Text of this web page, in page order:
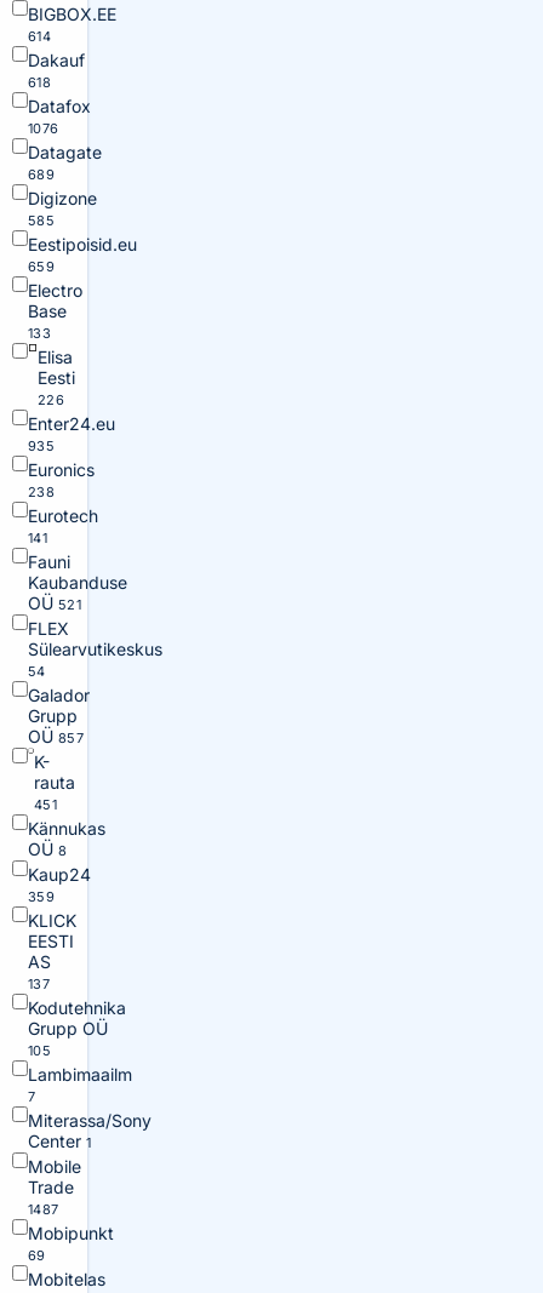
BIGBOX.EE
614
Dakauf
618
Datafox
1076
Datagate
689
Digizone
585
Eestipoisid.eu
659
Electro
Base
133
Elisa
Eesti
226
Enter24.eu
935
Euronics
238
Eurotech
141
Fauni
Kaubanduse
OÜ 521
FLEX
Sülearvutikeskus
54
Galador
Grupp
OÜ 857
K-
rauta
451
Kännukas
OÜ 8
Kaup24
359
KLICK
EESTI
AS
137
Kodutehnika
Grupp OÜ
105
Lambimaailm
7
Miterassa/Sony
Center 1
Mobile
Trade
1487
Mobipunkt
69
Mobitelas